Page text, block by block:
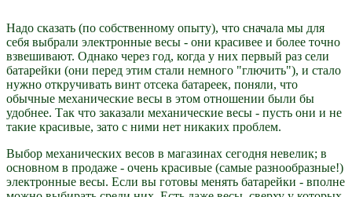
Надо сказать (по собственному опыту), что сначала мы для
себя выбрали электронные весы - они красивее и более точно
взвешивают. Однако через год, когда у них первый раз сели
батарейки (они перед этим стали немного "глючить"), и стало
нужно откручивать винт отсека батареек, поняли, что
обычные механические весы в этом отношении были бы
удобнее. Так что заказали механические весы - пусть они и не
такие красивые, зато с ними нет никаких проблем.
Выбор механических весов в магазинах сегодня невелик; в
основном в продаже - очень красивые (самые разнообразные!)
электронные весы. Если вы готовы менять батарейки - вполне